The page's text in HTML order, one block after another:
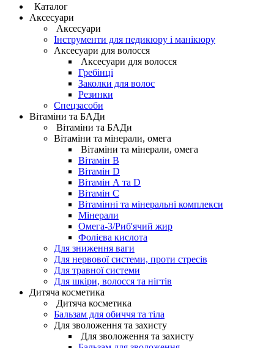
Каталог
Аксесуари
Аксесуари
Інструменти для педикюру і манікюру
Аксесуари для волосся
Аксесуари для волосся
Гребінці
Заколки для волос
Резинки
Спецзасоби
Вітаміни та БАДи
Вітаміни та БАДи
Вітаміни та мінерали, омега
Вітаміни та мінерали, омега
Вітамін B
Вітамін D
Вітамін А та D
Вітамін С
Вітамінні та мінеральні комплекси
Мінерали
Омега-3/Риб'ячий жир
Фолієва кислота
Для зниження ваги
Для нервової системи, проти стресів
Для травної системи
Для шкіри, волосся та нігтів
Дитяча косметика
Дитяча косметика
Бальзам для обиччя та тіла
Для зволоження та захисту
Для зволоження та захисту